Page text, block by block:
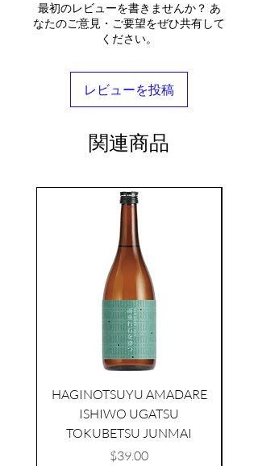
最初のレビューを書きませんか？ あ
なたのご意見・ご要望をぜひ共有して
ください。
レビューを投稿
関連商品
HAGINOTSUYU AMADARE
ISHIWO UGATSU
TOKUBETSU JUNMAI
価格
$39.00